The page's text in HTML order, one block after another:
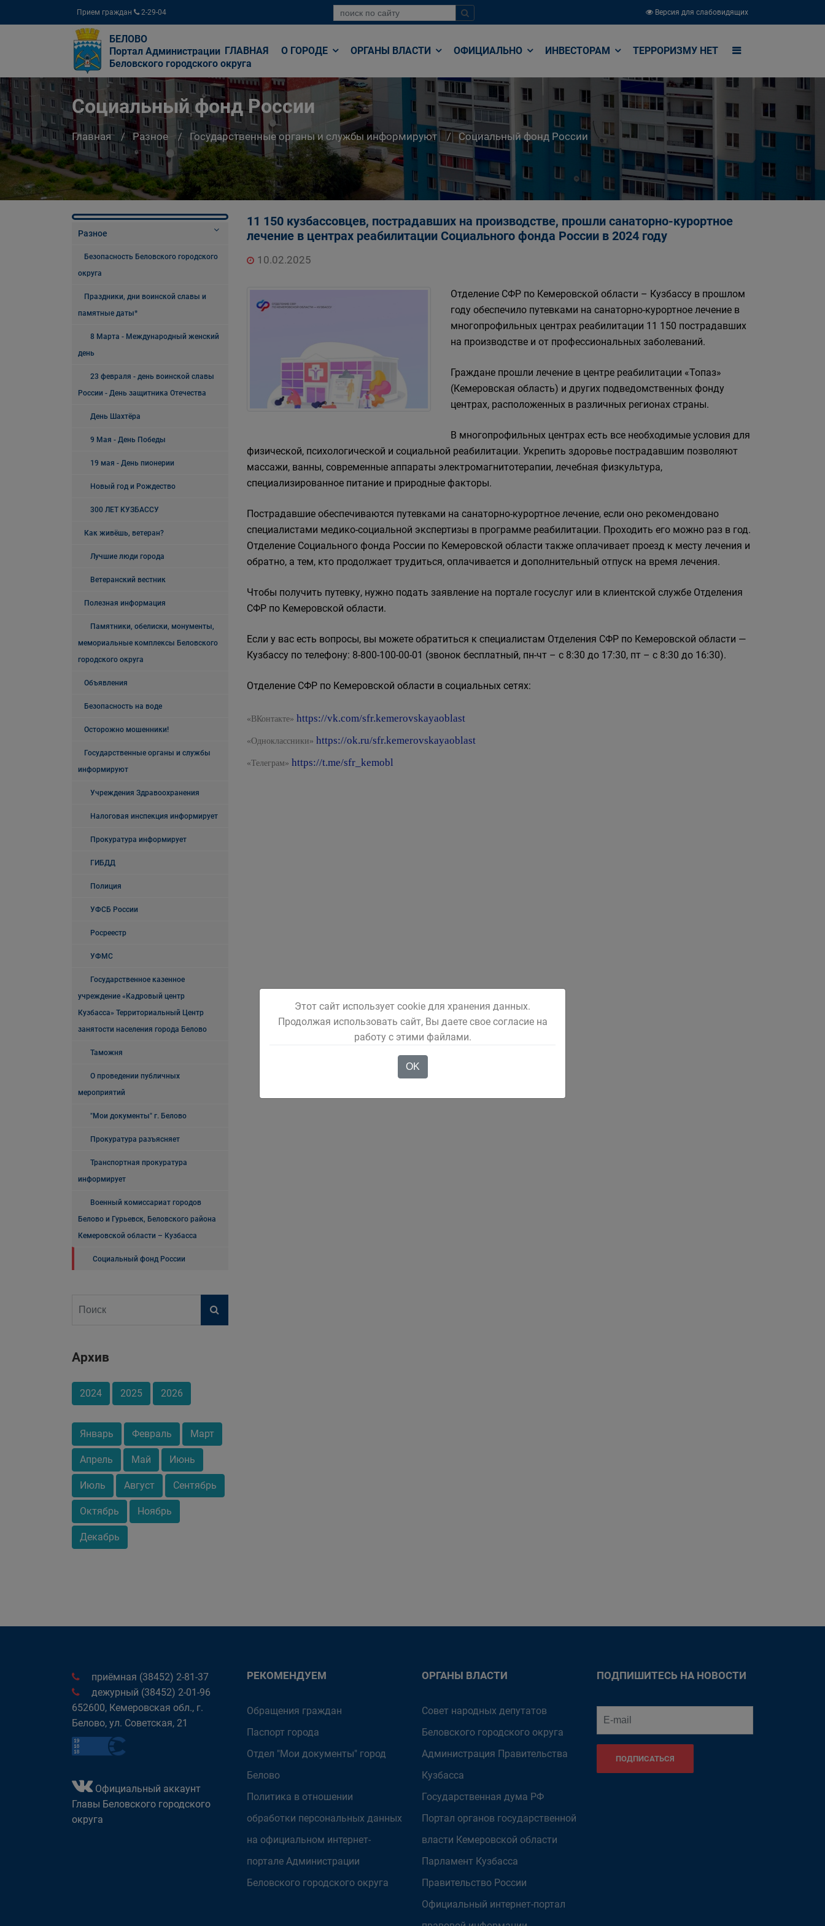
Прием граждан 2-29-04 Версия для слабовидящих
БЕЛОВО
Портал Администрации
Беловского городского округа
ГЛАВНАЯ О ГОРОДЕ ОРГАНЫ ВЛАСТИ ОФИЦИАЛЬНО ИНВЕСТОРАМ ТЕРРОРИЗМУ НЕТ
Социальный фонд России
Главная Разное Государственные органы и службы информируют Социальный фонд России
Разное
Безопасность Беловского городского
округа
Праздники, дни воинской славы и
памятные даты*
8 Марта - Международный женский
день
23 февраля - день воинской славы
России - День защитника Отечества
День Шахтёра
9 Мая - День Победы
19 мая - День пионерии
Новый год и Рождество
300 ЛЕТ КУЗБАССУ
Как живёшь, ветеран?
Лучшие люди города
Ветеранский вестник
Полезная информация
Памятники, обелиски, монументы,
мемориальные комплексы Беловского
городского округа
Объявления
Безопасность на воде
Осторожно мошенники!
Государственные органы и службы
информируют
Учреждения Здравоохранения
Налоговая инспекция информирует
Прокуратура информирует
ГИБДД
Полиция
УФСБ России
Росреестр
УФМС
Государственное казенное
учреждение «Кадровый центр
Кузбасса» Территориальный Центр
занятости населения города Белово
Таможня
О проведении публичных
мероприятий
"Мои документы" г. Белово
Прокуратура разъясняет
Транспортная прокуратура
информирует
Военный комиссариат городов
Белово и Гурьевск, Беловского района
Кемеровской области – Кузбасса
Социальный фонд России
Архив
2024 2025 2026
Январь Февраль Март
Апрель Май Июнь
Июль Август Сентябрь
Октябрь Ноябрь
Декабрь
11 150 кузбассовцев, пострадавших на производстве, прошли санаторно-курортное
лечение в центрах реабилитации Социального фонда России в 2024 году
10.02.2025
Отделение СФР по Кемеровской области – Кузбассу в прошлом
году обеспечило путевками на санаторно-курортное лечение в
многопрофильных центрах реабилитации 11 150 пострадавших
на производстве и от профессиональных заболеваний.
Граждане прошли лечение в центре реабилитации «Топаз»
(Кемеровская область) и других подведомственных фонду
центрах, расположенных в различных регионах страны.
В многопрофильных центрах есть все необходимые условия для
физической, психологической и социальной реабилитации. Укрепить здоровье пострадавшим позволяют
массажи, ванны, современные аппараты электромагнитотерапии, лечебная физкультура,
специализированное питание и природные факторы.
Пострадавшие обеспечиваются путевками на санаторно-курортное лечение, если оно рекомендовано
специалистами медико-социальной экспертизы в программе реабилитации. Проходить его можно раз в год.
Отделение Социального фонда России по Кемеровской области также оплачивает проезд к месту лечения и
обратно, а тем, кто продолжает трудиться, оплачивается и дополнительный отпуск на время лечения.
Чтобы получить путевку, нужно подать заявление на портале госуслуг или в клиентской службе Отделения
СФР по Кемеровской области.
Если у вас есть вопросы, вы можете обратиться к специалистам Отделения СФР по Кемеровской области —
Кузбассу по телефону: 8-800-100-00-01 (звонок бесплатный, пн-чт – с 8:30 до 17:30, пт – с 8:30 до 16:30).
Отделение СФР по Кемеровской области в социальных сетях:
«ВКонтакте» https://vk.com/sfr.kemerovskayaoblast
«Одноклассники» https://ok.ru/sfr.kemerovskayaoblast
«Телеграм» https://t.me/sfr_kemobl
приёмная (38452) 2-81-37
дежурный (38452) 2-01-96
652600, Кемеровская обл., г.
Белово, ул. Советская, 21
Официальный аккаунт
Главы Беловского городского
округа
РЕКОМЕНДУЕМ
Обращения граждан
Паспорт города
Отдел "Мои документы" город
Белово
Политика в отношении
обработки персональных данных
на официальном интернет-
портале Администрации
Беловского городского округа
ОРГАНЫ ВЛАСТИ
Совет народных депутатов
Беловского городского округа
Администрация Правительства
Кузбасса
Государственная дума РФ
Портал органов государственной
власти Кемеровской области
Парламент Кузбасса
Правительство России
Официальный интернет-портал
ПОДПИШИТЕСЬ НА НОВОСТИ
ПОДПИСАТЬСЯ
Этот сайт использует cookie для хранения данных.
Продолжая использовать сайт, Вы даете свое согласие на
работу с этими файлами.
OK